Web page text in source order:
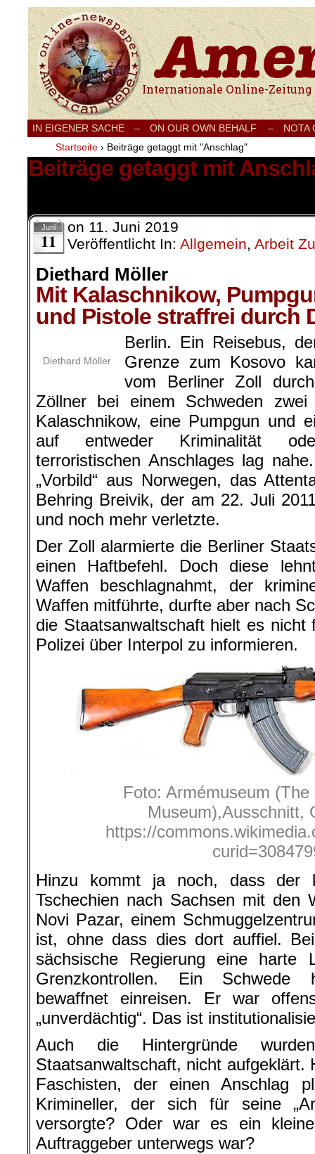
Internationale Onlinezeitung für Frieden,
IN EIGENER SACHE – ON OUR OWN BEHALF –
NOTA
Startseite › Beiträge getaggt mit "Anschlag"
Beiträge getaggt mit
Juni
11
on 11. Juni 2019
Veröffentlicht In: Allgemein, Arbeit
Diethard Möller
Mit Kalaschnikow,
und Pistole straffrei durch
Diethard Möller
Berlin. Ein Reisebus,
Grenze zum Kosovo
vom Berliner Zoll
Zöllner bei einem Schweden
Kalaschnikow, eine Pumpgun und
auf entweder Kriminalität
terroristischen Anschlages lag
„Vorbild“ aus Norwegen, das
Behring Breivik, der am 22. Juli
und noch mehr verletzte.
Der Zoll alarmierte die Berliner
einen Haftbefehl. Doch diese
Waffen beschlagnahmt, der
Waffen mitführte, durfte aber nach
die Staatsanwaltschaft hielt es nicht
Polizei über Interpol zu informieren.
Foto: Armémuseum
Museum),Ausschnitt,
https://
Hinzu kommt ja noch, dass der
Tschechien nach Sachsen mit den
Novi Pazar, einem
ist, ohne dass dies dort auffiel.
sächsische Regierung eine
Grenzkontrollen. Ein Schwede
bewaffnet einreisen. Er war
„unverdächtig“. Das ist
Auch die Hintergründe
Staatsanwaltschaft, nicht aufgeklärt.
Faschisten, der einen Anschlag
Krimineller, der sich für seine
versorgte? Oder war es ein
Auftraggeber unterwegs war?